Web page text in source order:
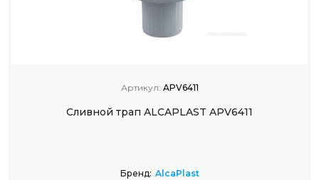
Артикул: APV6411
Сливной трап ALCAPLAST APV6411
Бренд: AlcaPlast